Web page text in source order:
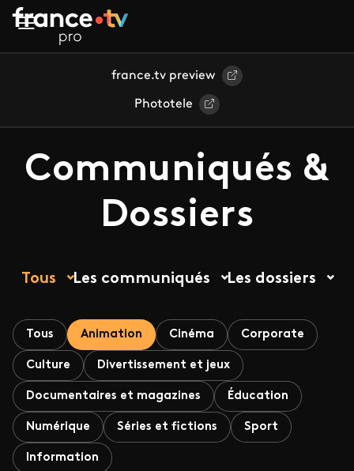
Aller au contenu principal
france.tv preview
Phototele
Communiqués &
Dossiers
Tous Les communiqués Les dossiers
Tous Animation Cinéma Corporate
Culture Divertissement et jeux
Documentaires et magazines Éducation
Numérique Séries et fictions Sport
Information